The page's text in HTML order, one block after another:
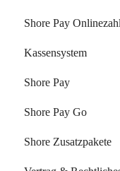
Shore Pay
Einrichtung &
Kassensystem
Dein Start mit der
Dein Account &
Produkte &
Shore Pay
Erste Schritte
FAQs - Fragen &
Shore Pay Go
Shore Zusatzpakete